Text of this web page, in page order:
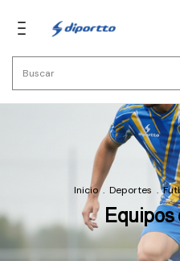
Inicio . Deportes .
Equipos